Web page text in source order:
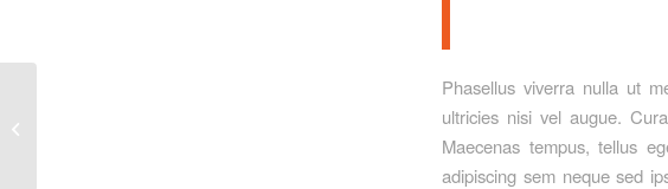
Phasellus viverra nulla ut
ultricies nisi vel augue.
Maecenas tempus, tellus
adipiscing sem neque sed